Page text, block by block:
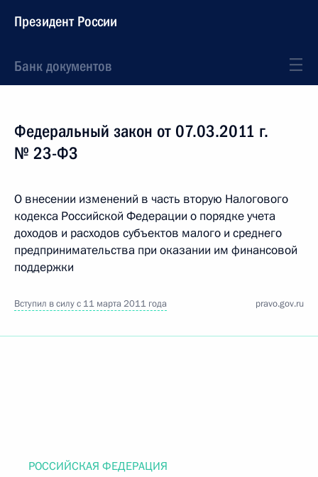
Президент России
Банк документов
Федеральный закон от 07.03.2011 г.
№ 23-ФЗ
О внесении изменений в часть вторую Налогового
кодекса Российской Федерации о порядке учета
доходов и расходов субъектов малого и среднего
предпринимательства при оказании им финансовой
поддержки
Вступил в силу с 11 марта 2011 года pravo.gov.ru
РОССИЙСКАЯ ФЕДЕРАЦИЯ